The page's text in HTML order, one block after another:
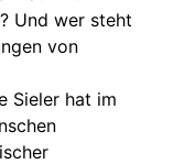
Und wer steht
von
Sieler hat im